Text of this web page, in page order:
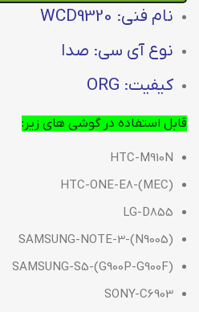
نام فنی: WCD9320
نوع آی سی: صدا
کیفیت: ORG
قابل استفاده در گوشی های زیر:
HTC-M910N
HTC-ONE-E8-(MEC)
LG-D855
SAMSUNG-NOTE-3-(N9005)
SAMSUNG-S5-(G900P-G900F)
SONY-C6903